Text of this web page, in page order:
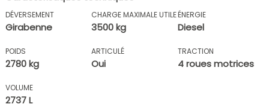
DÉVERSEMENT
Girabenne
CHARGE MAXIMALE UTILE
3500 kg
ÉNERGIE
Diesel
POIDS
2780 kg
ARTICULÉ
Oui
TRACTION
4 roues motrices
VOLUME
2737 L